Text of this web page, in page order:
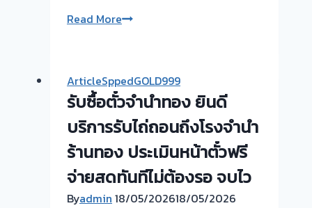
พหลโยธิน
Read Moreรับ
ทอง
💰
รับ
ถึง
โรง
จำนำ-
ArticleSppedGOLD999
รับซื้อตั๋วจำนำทอง ยินดี
บริการรับไถ่ถอนถึงโรงจำนำ
ร้านทอง ประเมินหน้าตั๋วฟรี
จ่ายสดทันทีไม่ต้องรอ จบไว
Byadmin 18/05/202618/05/2026